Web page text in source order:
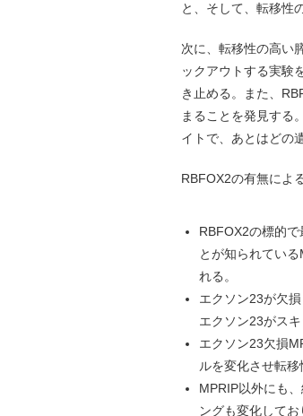
と、そして、転移性
次に、転移性の高い
ックアウトする実験
き止める。また、
まることを発見する
イトで、あとはどの
RBFOX2の有無によ
RBFOX2の標的
とが知られてい
れる。
エクソン23が欠
エクソン23がス
エクソン23欠損
ルを変化させ転移
MPRIP以外にも
ングも変化して